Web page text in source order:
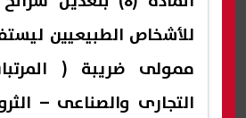
للأشخاص الطبيعيين
ممولى ضريبة (
التجارى والصناعى –